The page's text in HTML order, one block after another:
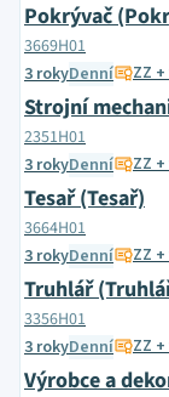
Pokrývač
3669H01
3 rokyDenní ZZ
Strojní
2351H01
3 rokyDenní ZZ
Tesař (Tesař)
3664H01
3 rokyDenní ZZ
Truhlář
3356H01
3 rokyDenní ZZ
Výrobce a